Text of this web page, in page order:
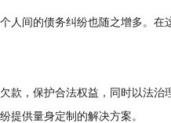
间的债务纠纷也随之增多。在
，保护合法权益，同时以法治
提供量身定制的解决方案。